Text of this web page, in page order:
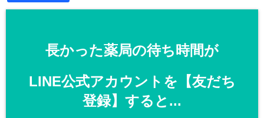
長かった薬局の待ち時間が
LINE公式アカウントを【友だち
登録】すると...